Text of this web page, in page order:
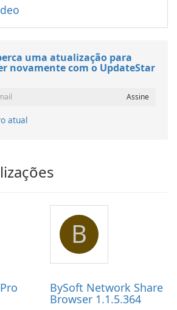
uma atualização para
novamente com o UpdateStar
atual
B
BySoft Network Share
Browser 1.1.5.364